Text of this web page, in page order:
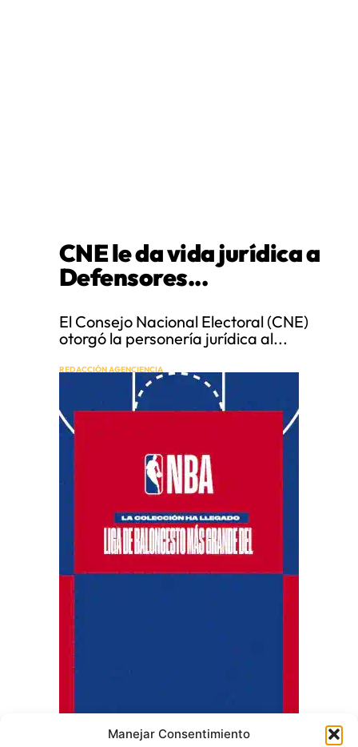
Manejar Consentimiento
CNE le da vida jurídica a
Defensores...
El Consejo Nacional Electoral (CNE)
otorgó la personería jurídica al...
REDACCIÓN AGENCIENCIA